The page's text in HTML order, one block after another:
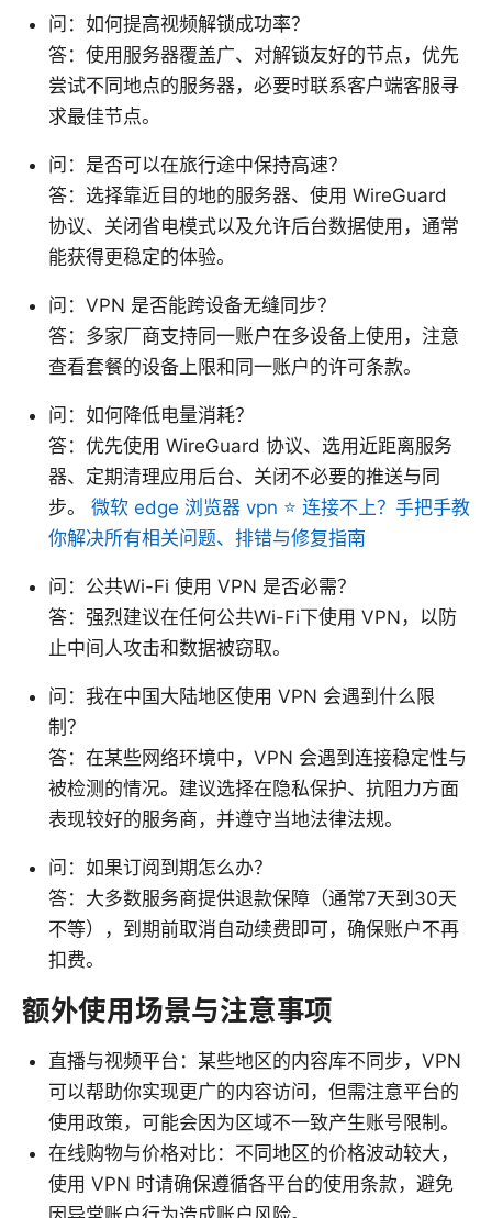
问：如何提高视频解锁成功率？
答：使用服务器覆盖广、对解锁友好的节点，优先
尝试不同地点的服务器，必要时联系客户端客服寻
求最佳节点。
问：是否可以在旅行途中保持高速？
答：选择靠近目的地的服务器、使用 WireGuard
协议、关闭省电模式以及允许后台数据使用，通常
能获得更稳定的体验。
问：VPN 是否能跨设备无缝同步？
答：多家厂商支持同一账户在多设备上使用，注意
查看套餐的设备上限和同一账户的许可条款。
问：如何降低电量消耗？
答：优先使用 WireGuard 协议、选用近距离服务
器、定期清理应用后台、关闭不必要的推送与同
步。 微软 edge 浏览器 vpn ⭐ 连接不上？手把手教
你解决所有相关问题、排错与修复指南
问：公共Wi-Fi 使用 VPN 是否必需？
答：强烈建议在任何公共Wi-Fi下使用 VPN，以防
止中间人攻击和数据被窃取。
问：我在中国大陆地区使用 VPN 会遇到什么限
制？
答：在某些网络环境中，VPN 会遇到连接稳定性与
被检测的情况。建议选择在隐私保护、抗阻力方面
表现较好的服务商，并遵守当地法律法规。
问：如果订阅到期怎么办？
答：大多数服务商提供退款保障（通常7天到30天
不等），到期前取消自动续费即可，确保账户不再
扣费。
额外使用场景与注意事项
直播与视频平台：某些地区的内容库不同步，VPN
可以帮助你实现更广的内容访问，但需注意平台的
使用政策，可能会因为区域不一致产生账号限制。
在线购物与价格对比：不同地区的价格波动较大，
使用 VPN 时请确保遵循各平台的使用条款，避免